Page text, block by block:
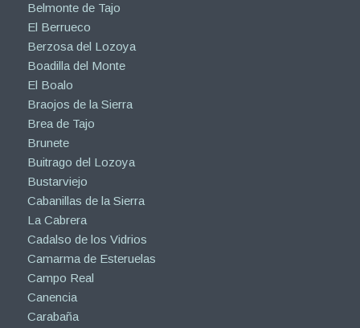
Belmonte de Tajo
El Berrueco
Berzosa del Lozoya
Boadilla del Monte
El Boalo
Braojos de la Sierra
Brea de Tajo
Brunete
Buitrago del Lozoya
Bustarviejo
Cabanillas de la Sierra
La Cabrera
Cadalso de los Vidrios
Camarma de Esteruelas
Campo Real
Canencia
Carabaña